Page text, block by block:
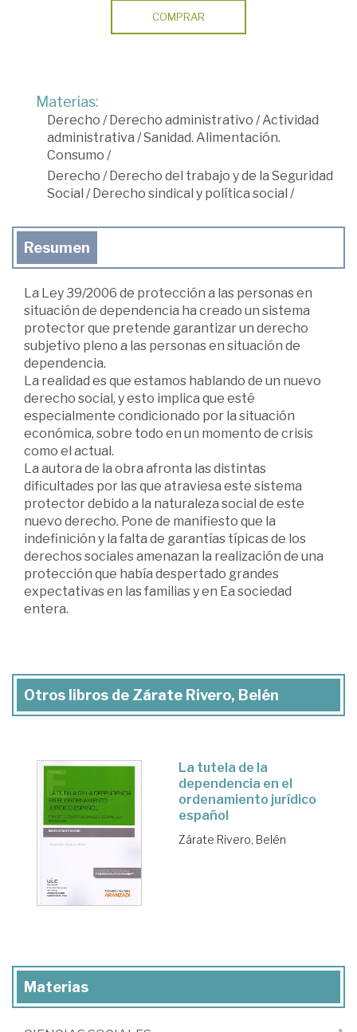
COMPRAR
Materias:
Derecho / Derecho administrativo /Actividad
administrativa /Sanidad. Alimentación.
Consumo /
Derecho / Derecho del trabajo y de la Seguridad
Social / Derecho sindical y política social /
Resumen
La Ley 39/2006 de protección a las personas en
situación de dependencia ha creado un sistema
protector que pretende garantizar un derecho
subjetivo pleno a las personas en situación de
dependencia.
La realidad es que estamos hablando de un nuevo
derecho social, y esto implica que esté
especialmente condicionado por la situación
económica, sobre todo en un momento de crisis
como el actual.
La autora de la obra afronta las distintas
dificultades por las que atraviesa este sistema
protector debido a la naturaleza social de este
nuevo derecho. Pone de manifiesto que la
indefinición y la falta de garantías típicas de los
derechos sociales amenazan la realización de una
protección que había despertado grandes
expectativas en las familias y en Ea sociedad
entera.
Otros libros de Zárate Rivero, Belén
La tutela de la
dependencia en el
ordenamiento jurídico
español
Zárate Rivero, Belén
Materias